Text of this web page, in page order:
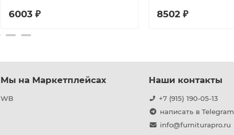
6003 ₽ 8502 ₽
Мы на Маркетплейсах
WB
Наши контакты
+7 (915) 190-05-13
написать в Telegram
info@furniturapro.ru